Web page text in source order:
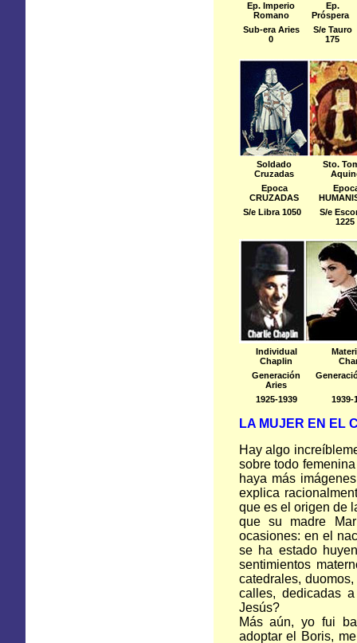
Ep. Imperio
Romano
Ep.
Próspera
Sub-era Aries
0
S/e Tauro
175
Soldado
Cruzadas
Sto.
Epoca
CRUZADAS
S/e Libra 1050
S/e
1225
Individual
Chaplin
Generación
Aries
1925-1939 1939-
LA MUJER EN EL
Hay algo
sobre todo
haya más
explica
que es el origen de
que su madre
ocasiones: en el
se ha estado
sentimientos
catedrales,
calles, dedicadas
Jesús?
Más aún, yo fui
adoptar el Boris,